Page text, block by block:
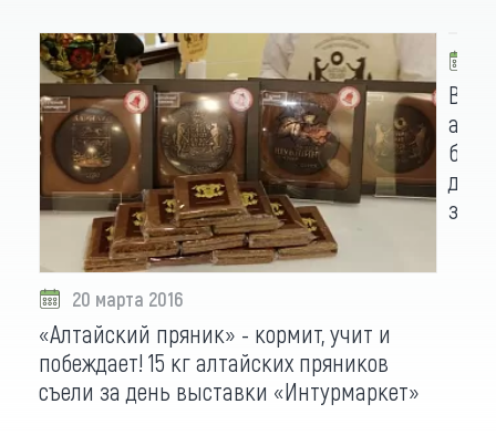
20 марта 2016
«Алтайский пряник» - кормит, учит и
побеждает! 15 кг алтайских пряников
съели за день выставки «Интурмаркет»
В